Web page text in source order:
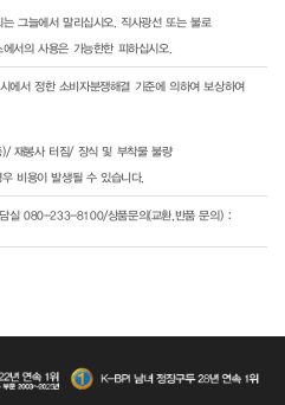
그늘에서 말리십시오. 직사광선 또는 불로
서의 사용은 가능한한 피하십시오.
에서 정한 소비자분쟁해결 기준에 의하여 보상하여
비용이 발생될 수 있습니다.
실 080-233-8100/상품문의(교환,반품 문의) :